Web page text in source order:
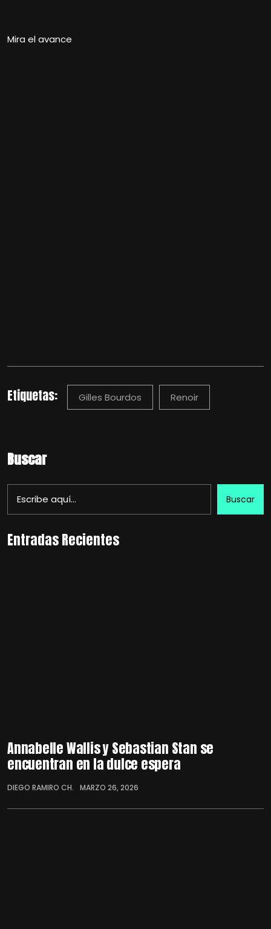
Mira el avance
Etiquetas: Gilles Bourdos Renoir
Buscar
Buscar
Entradas Recientes
Annabelle Wallis y Sebastian Stan se
encuentran en la dulce espera
DIEGO RAMIRO CH. MARZO 26, 2026